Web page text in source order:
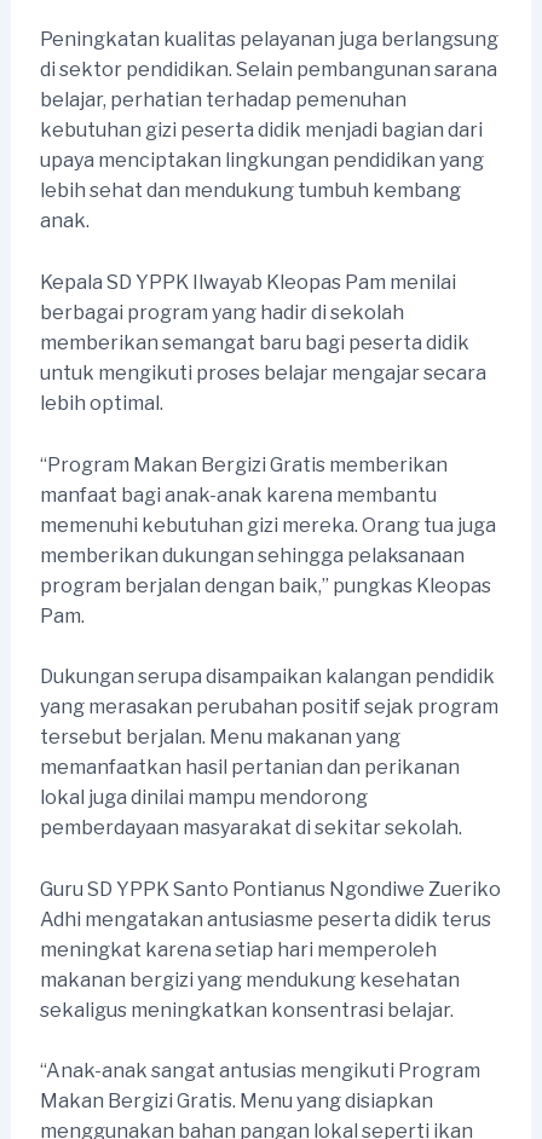
Peningkatan kualitas pelayanan juga berlangsung
di sektor pendidikan. Selain pembangunan sarana
belajar, perhatian terhadap pemenuhan
kebutuhan gizi peserta didik menjadi bagian dari
upaya menciptakan lingkungan pendidikan yang
lebih sehat dan mendukung tumbuh kembang
anak.
Kepala SD YPPK Ilwayab Kleopas Pam menilai
berbagai program yang hadir di sekolah
memberikan semangat baru bagi peserta didik
untuk mengikuti proses belajar mengajar secara
lebih optimal.
“Program Makan Bergizi Gratis memberikan
manfaat bagi anak-anak karena membantu
memenuhi kebutuhan gizi mereka. Orang tua juga
memberikan dukungan sehingga pelaksanaan
program berjalan dengan baik,” pungkas Kleopas
Pam.
Dukungan serupa disampaikan kalangan pendidik
yang merasakan perubahan positif sejak program
tersebut berjalan. Menu makanan yang
memanfaatkan hasil pertanian dan perikanan
lokal juga dinilai mampu mendorong
pemberdayaan masyarakat di sekitar sekolah.
Guru SD YPPK Santo Pontianus Ngondiwe Zueriko
Adhi mengatakan antusiasme peserta didik terus
meningkat karena setiap hari memperoleh
makanan bergizi yang mendukung kesehatan
sekaligus meningkatkan konsentrasi belajar.
“Anak-anak sangat antusias mengikuti Program
Makan Bergizi Gratis. Menu yang disiapkan
menggunakan bahan pangan lokal seperti ikan